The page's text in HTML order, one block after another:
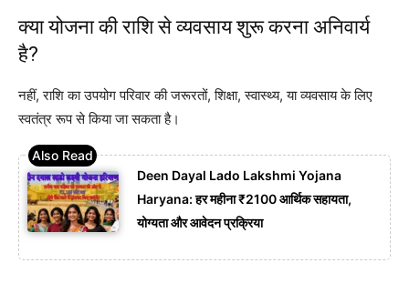
क्या योजना की राशि से व्यवसाय शुरू करना अनिवार्य
है?
नहीं, राशि का उपयोग परिवार की जरूरतों, शिक्षा, स्वास्थ्य, या व्यवसाय के लिए
स्वतंत्र रूप से किया जा सकता है।
Deen Dayal Lado Lakshmi Yojana
Haryana: हर महीना ₹2100 आर्थिक सहायता,
योग्यता और आवेदन प्रक्रिया